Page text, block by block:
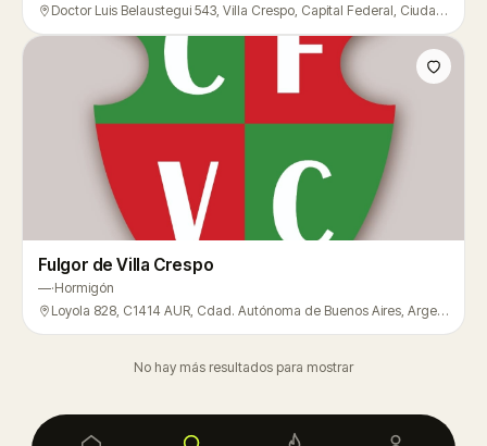
Doctor Luis Belaustegui 543, Villa Crespo, Capital Federal, Ciudad de Buenos Aires, Villa Crespo
Fulgor de Villa Crespo
—·Hormigón
Loyola 828, C1414 AUR, Cdad. Autónoma de Buenos Aires, Argentina, Villa Crespo
No hay más resultados para mostrar